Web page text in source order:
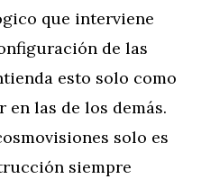
que interviene
de las
esto solo como
las de los demás.
solo es
siempre